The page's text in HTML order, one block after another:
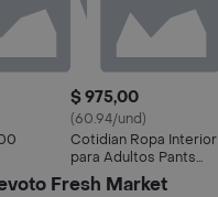
$ 975,00
(60.94/und)
Cotidian Ropa Interior
para Adultos Pants
Ultraprotect
Fresh Market